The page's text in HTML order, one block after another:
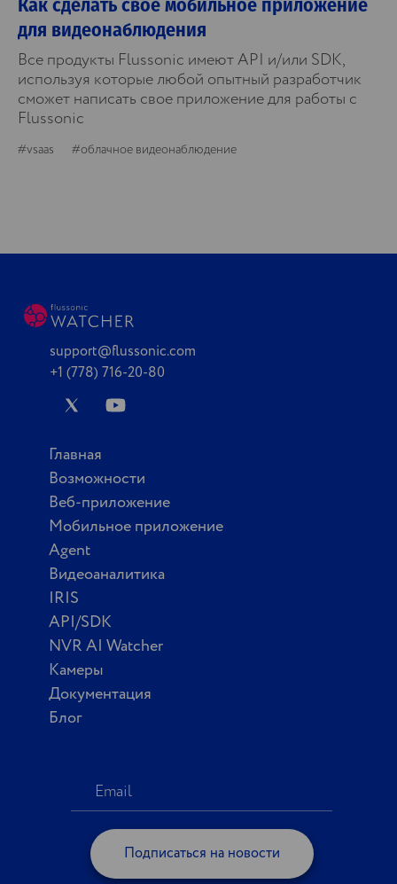
Как сделать свое мобильное приложение
для видеонаблюдения
Все продукты Flussonic имеют API и/или SDK,
используя которые любой опытный разработчик
сможет написать свое приложение для работы с
Flussonic
#vsaas #облачное видеонаблюдение
support@flussonic.com
+1 (778) 716-20-80
Главная
Возможности
Веб-приложение
Мобильное приложение
Agent
Видеоаналитика
IRIS
API/SDK
NVR AI Watcher
Камеры
Документация
Блог
Подписаться на новости